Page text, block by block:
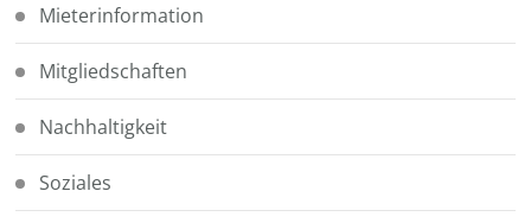
Mieterinformation
Mitgliedschaften
Nachhaltigkeit
Soziales